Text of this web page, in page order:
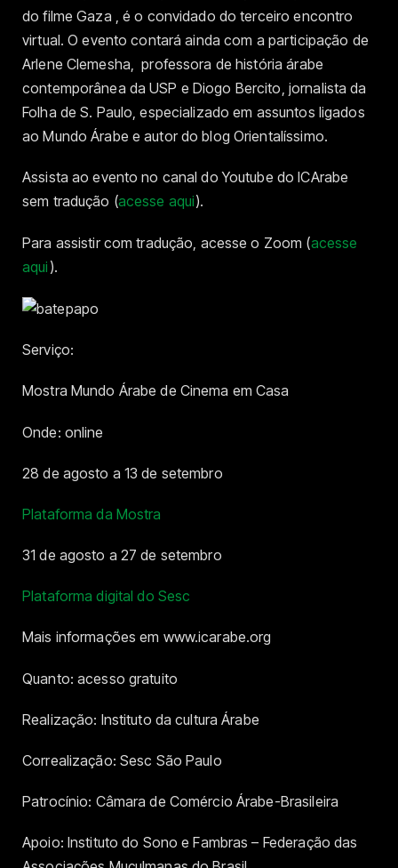
do filme Gaza , é o convidado do terceiro encontro
virtual. O evento contará ainda com a participação de
Arlene Clemesha, professora de história árabe
contemporânea da USP e Diogo Bercito, jornalista da
Folha de S. Paulo, especializado em assuntos ligados
ao Mundo Árabe e autor do blog Orientalíssimo.
Assista ao evento no canal do Youtube do ICArabe
sem tradução (acesse aqui).
Para assistir com tradução, acesse o Zoom (acesse
aqui ).
Serviço:
Mostra Mundo Árabe de Cinema em Casa
Onde: online
28 de agosto a 13 de setembro
Plataforma da Mostra
31 de agosto a 27 de setembro
Plataforma digital do Sesc
Mais informações em www.icarabe.org
Quanto: acesso gratuito
Realização: Instituto da cultura Árabe
Correalização: Sesc São Paulo
Patrocínio: Câmara de Comércio Árabe-Brasileira
Apoio: Instituto do Sono e Fambras – Federação das